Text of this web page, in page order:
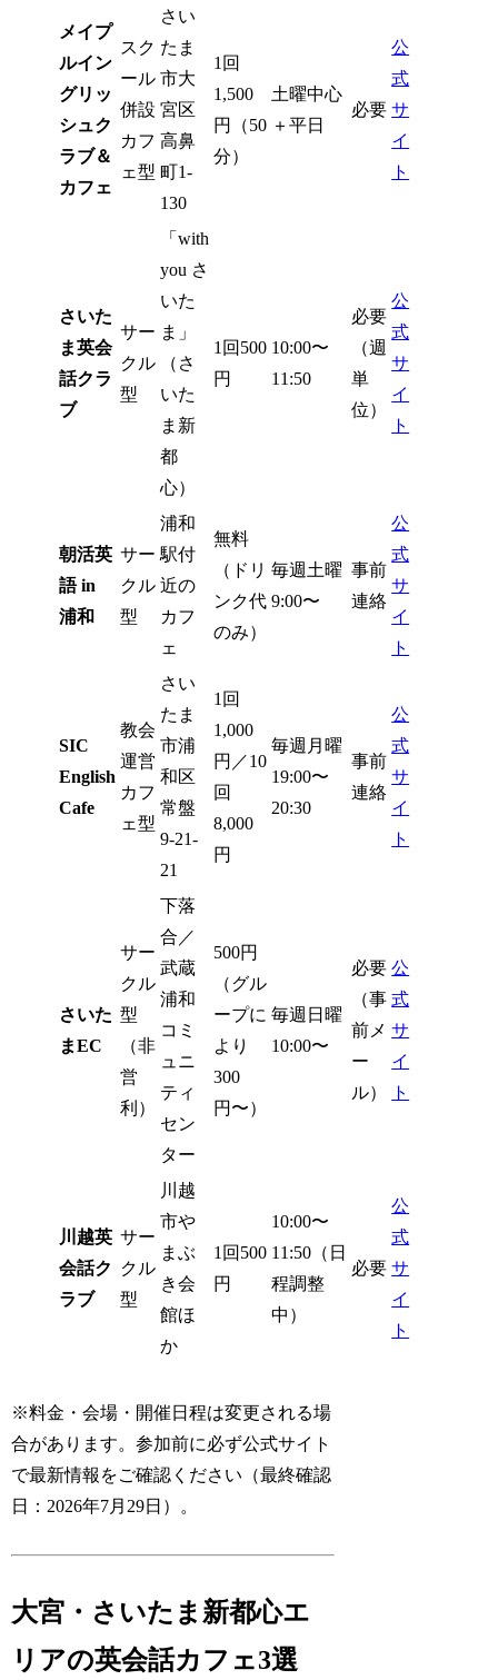
メイプ
ルイン
グリッ
シュク
ラブ＆
カフェ
スク
ール
併設
カフ
ェ型
さい
たま
市大
宮区
高鼻
町1-
130
1回
1,500
円（50
分）
土曜中心
＋平日
必要
公
式
サ
イ
ト
さいた
ま英会
話クラ
ブ
サー
クル
型
「with
you さ
いた
ま」
（さ
いた
ま新
都
心）
1回500
円
10:00〜
11:50
必要
（週
単
位）
公
式
サ
イ
ト
朝活英
語 in
浦和
サー
クル
型
浦和
駅付
近の
カフ
ェ
無料
（ドリ
ンク代
のみ）
毎週土曜
9:00〜
事前
連絡
公
式
サ
イ
ト
SIC
English
Cafe
教会
運営
カフ
ェ型
さい
たま
市浦
和区
常盤
9-21-
21
1回
1,000
円／10
回
8,000
円
毎週月曜
19:00〜
20:30
事前
連絡
公
式
サ
イ
ト
さいた
まEC
サー
クル
型
（非
営
利）
下落
合／
武蔵
浦和
コミ
ュニ
ティ
セン
ター
500円
（グル
ープに
より
300
円〜）
毎週日曜
10:00〜
必要
（事
前メ
ー
ル）
公
式
サ
イ
ト
川越英
会話ク
ラブ
サー
クル
型
川越
市や
まぶ
き会
館ほ
か
1回500
円
10:00〜
11:50（日
程調整
中）
必要
公
式
サ
イ
ト
※料金・会場・開催日程は変更される場
合があります。参加前に必ず公式サイト
で最新情報をご確認ください（最終確認
日：2026年7月29日）。
大宮・さいたま新都心エ
リアの英会話カフェ3選